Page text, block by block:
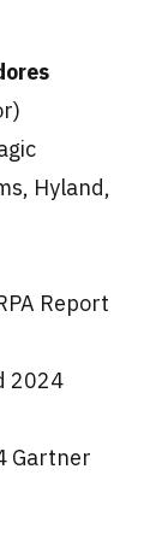
Hyland,
Report
2024
Gartner